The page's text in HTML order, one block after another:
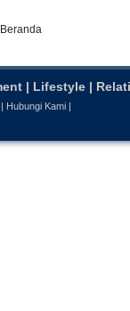
Beranda
| Lifestyle |
Hubungi Kami